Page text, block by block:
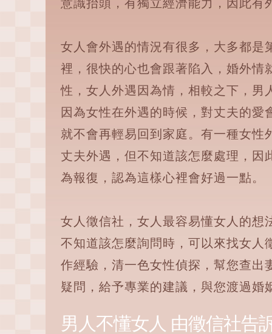
意識抬頭，有獨立經濟能力，因此有
女人會外遇的情況有很多，大多都是
裡，很快的心也會跟著陷入，婚外情
性，女人外遇因為情，相較之下，男
因為女性在外遇的時候，對丈夫的
就不會再輕易回到家庭。有一種女
丈夫外遇，但不知道該怎麼處理，
為報復，認為這樣心裡會好過一點。
女人徵信社，女人最容易懂女人的想
不知道該怎麼詢問時，可以來找女人
作經驗，清一色女性偵探，幫您查出
疑問，給予專業的建議，與您渡過婚
男人不懂女人 由徵信社告